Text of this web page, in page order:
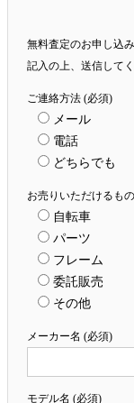
無料査定のお申し込
記入の上、送信してく
ご連絡方法 (必須)
メール
電話
どちらでも
お売りいただけるも
自転車
パーツ
フレーム
委託販売
その他
メーカー名 (必須)
モデル名 (必須)